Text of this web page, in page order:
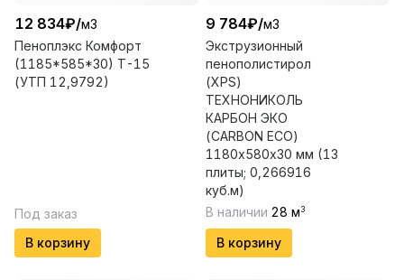
12 834₽/м3
Пеноплэкс Комфорт
(1185*585*30) Т-15
(УТП 12,9792)
Под заказ
В корзину
9 784₽/м3
Экструзионный
пенополистирол
(XPS)
ТЕХНОНИКОЛЬ
КАРБОН ЭКО
(CARBON ECO)
1180х580х30 мм (13
плиты; 0,266916
куб.м)
В наличии 28 м 3
В корзину